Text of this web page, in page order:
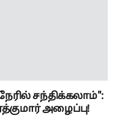
சந்திக்கலாம்":
அழைப்பு!